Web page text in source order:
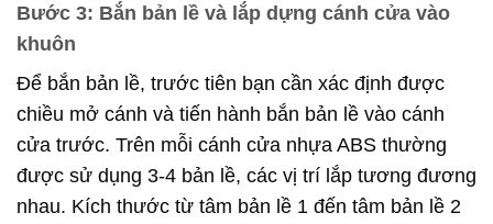
Bước 3: Bắn bản lề và lắp dựng cánh cửa vào
khuôn
Để bắn bản lề, trước tiên bạn cần xác định được
chiều mở cánh và tiến hành bắn bản lề vào cánh
cửa trước. Trên mỗi cánh cửa nhựa ABS thường
được sử dụng 3-4 bản lề, các vị trí lắp tương đương
nhau. Kích thước từ tâm bản lề 1 đến tâm bản lề 2